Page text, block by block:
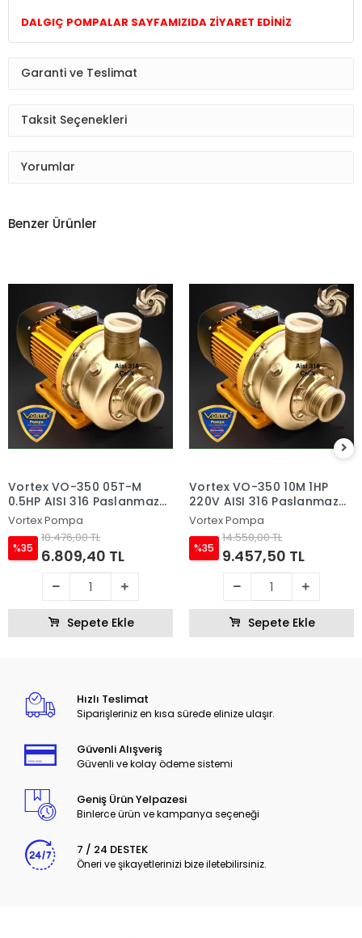
DALGIÇ POMPALAR SAYFAMIZIDA ZİYARET EDİNİZ
Garanti ve Teslimat
Taksit Seçenekleri
Yorumlar
Benzer Ürünler
Vortex VO-350 05T-M
0.5HP AISI 316 Paslanmaz
Çelik Fanlı Sıcak Su ve
Asitli Su Pompası
Vortex Pompa
%35
10.476,00 TL
6.809,40 TL
Sepete Ekle
Vortex VO-350 10M 1HP
220V AISI 316 Paslanmaz
Çelik Fanlı Sıcak Su ve
Asitli Su Pompası
Vortex Pompa
%35
14.550,00 TL
9.457,50 TL
Sepete Ekle
Hızlı Teslimat
Siparişleriniz en kısa sürede elinize ulaşır.
Güvenli Alışveriş
Güvenli ve kolay ödeme sistemi
Geniş Ürün Yelpazesi
Binlerce ürün ve kampanya seçeneği
7 / 24 DESTEK
Öneri ve şikayetlerinizi bize iletebilirsiniz.